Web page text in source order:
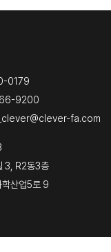
0179
9200
fa.com
3, R2동3층
학산업5로 9